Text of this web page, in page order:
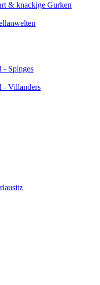
& knackige Gurken
- Spinges
- Villanders